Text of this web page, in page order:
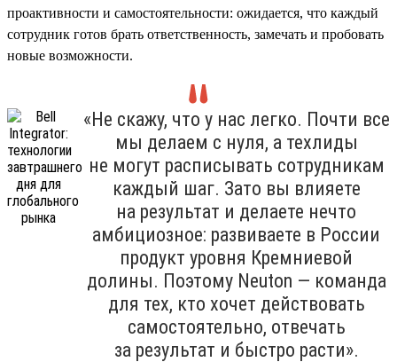
проактивности и самостоятельности: ожидается, что каждый
сотрудник готов брать ответственность, замечать и пробовать
новые возможности.
«Не скажу, что у нас легко. Почти все
мы делаем с нуля, а техлиды
не могут расписывать сотрудникам
каждый шаг. Зато вы влияете
на результат и делаете нечто
амбициозное: развиваете в России
продукт уровня Кремниевой
долины. Поэтому Neuton — команда
для тех, кто хочет действовать
самостоятельно, отвечать
за результат и быстро расти».